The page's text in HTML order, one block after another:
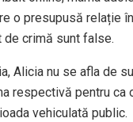
o presupusă relație
de crimă sunt false.
Alicia nu se afla de
respectivă pentru ca
vehiculată public.